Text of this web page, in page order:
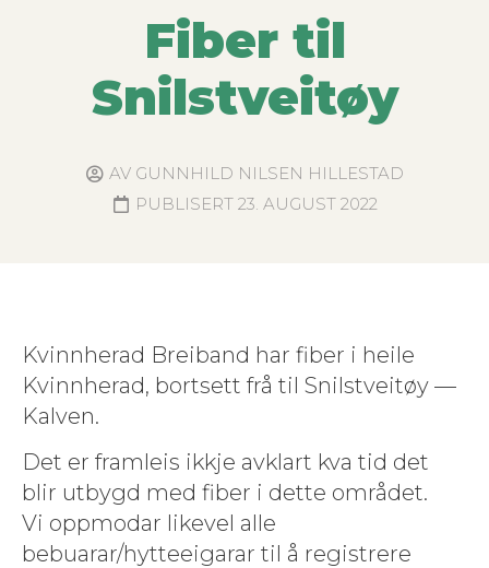
Fiber til
Snilstveitøy
AV GUNNHILD NILSEN HILLESTAD
PUBLISERT 23. AUGUST 2022
Kvinnher­ad Breiband har fiber i heile
Kvinnher­ad, bort­sett frå til Snil­stveitøy —
Kalven.
Det er fram­leis ikkje avk­lart kva tid det
blir utbygd med fiber i dette området.
Vi opp­modar likev­el alle
bebuarar/hytteeigarar til å reg­istrere